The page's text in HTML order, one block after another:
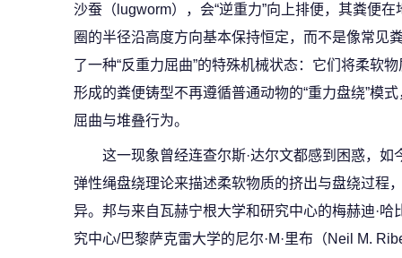
沙蚕（lugworm），会“逆重力”向上排便，其粪便
圈的半径沿高度方向基本保持恒定，而不是像常见
了一种“反重力屈曲”的特殊机械状态：它们将柔软
形成的粪便铸型不再遵循普通动物的“重力盘绕”模
屈曲与堆叠行为。
这一现象曾经连查尔斯·达尔文都感到困惑，
弹性绳盘绕理论来描述柔软物质的挤出与盘绕过程
异。邦与来自瓦赫宁根大学和研究中心的梅赫迪·
究中心/巴黎萨克雷大学的尼尔·M·里布（Neil M.